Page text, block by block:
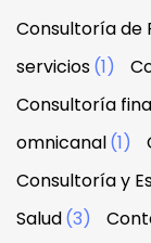
Consultoría de
servicios(1)
Consultoría
omnicanal(1)
Consultoría y
Salud(3)